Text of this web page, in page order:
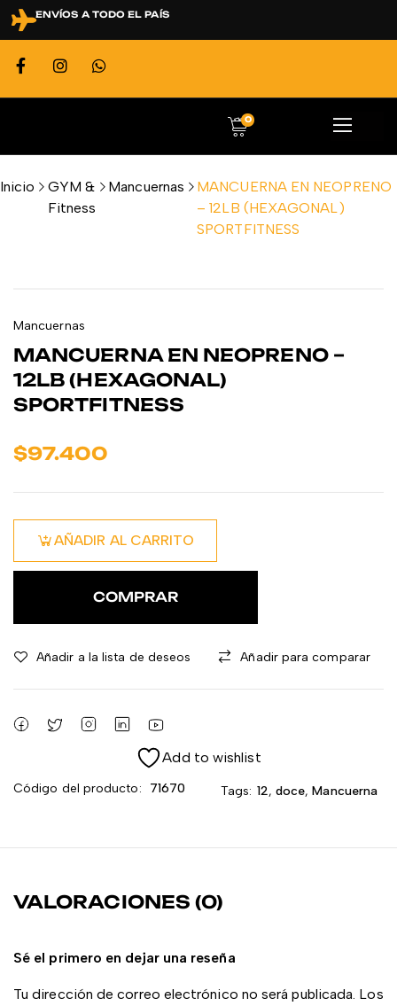
ENVÍOS A TODO EL PAÍS
0
Inicio
GYM &
Fitness
Mancuernas
MANCUERNA EN NEOPRENO
– 12LB (HEXAGONAL)
SPORTFITNESS
Mancuernas
MANCUERNA EN NEOPRENO –
12LB (HEXAGONAL)
SPORTFITNESS
$97.400
AÑADIR AL CARRITO
COMPRAR
Añadir a la lista de deseos Añadir para comparar
Add to wishlist
Código del producto: 71670 Tags: 12, doce,Mancuerna
VALORACIONES (0)
Sé el primero en dejar una reseña
Tu dirección de correo electrónico no será publicada. Los